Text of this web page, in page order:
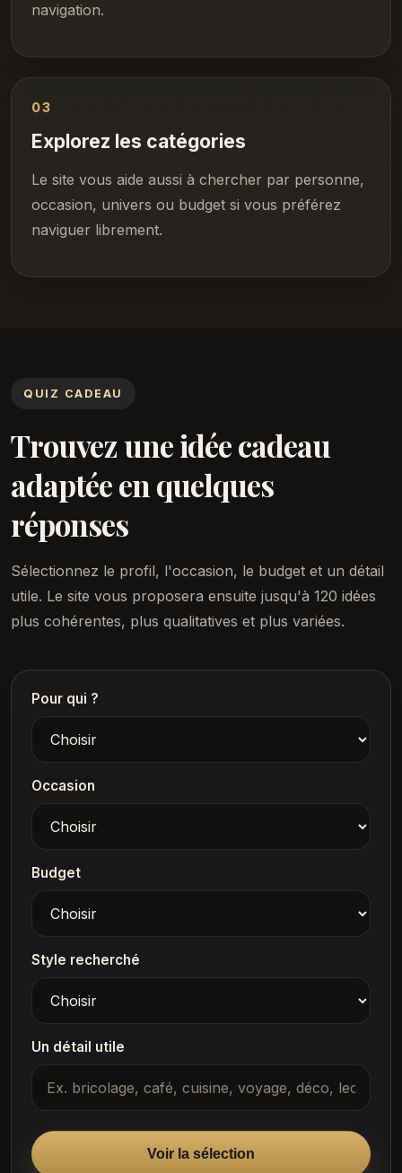
navigation.
03
Explorez les catégories
Le site vous aide aussi à chercher par personne,
occasion, univers ou budget si vous préférez
naviguer librement.
QUIZ CADEAU
Trouvez une idée cadeau
adaptée en quelques
réponses
Sélectionnez le profil, l'occasion, le budget et un détail
utile. Le site vous proposera ensuite jusqu'à 120 idées
plus cohérentes, plus qualitatives et plus variées.
Pour qui ?
Occasion
Budget
Style recherché
Un détail utile
Voir la sélection